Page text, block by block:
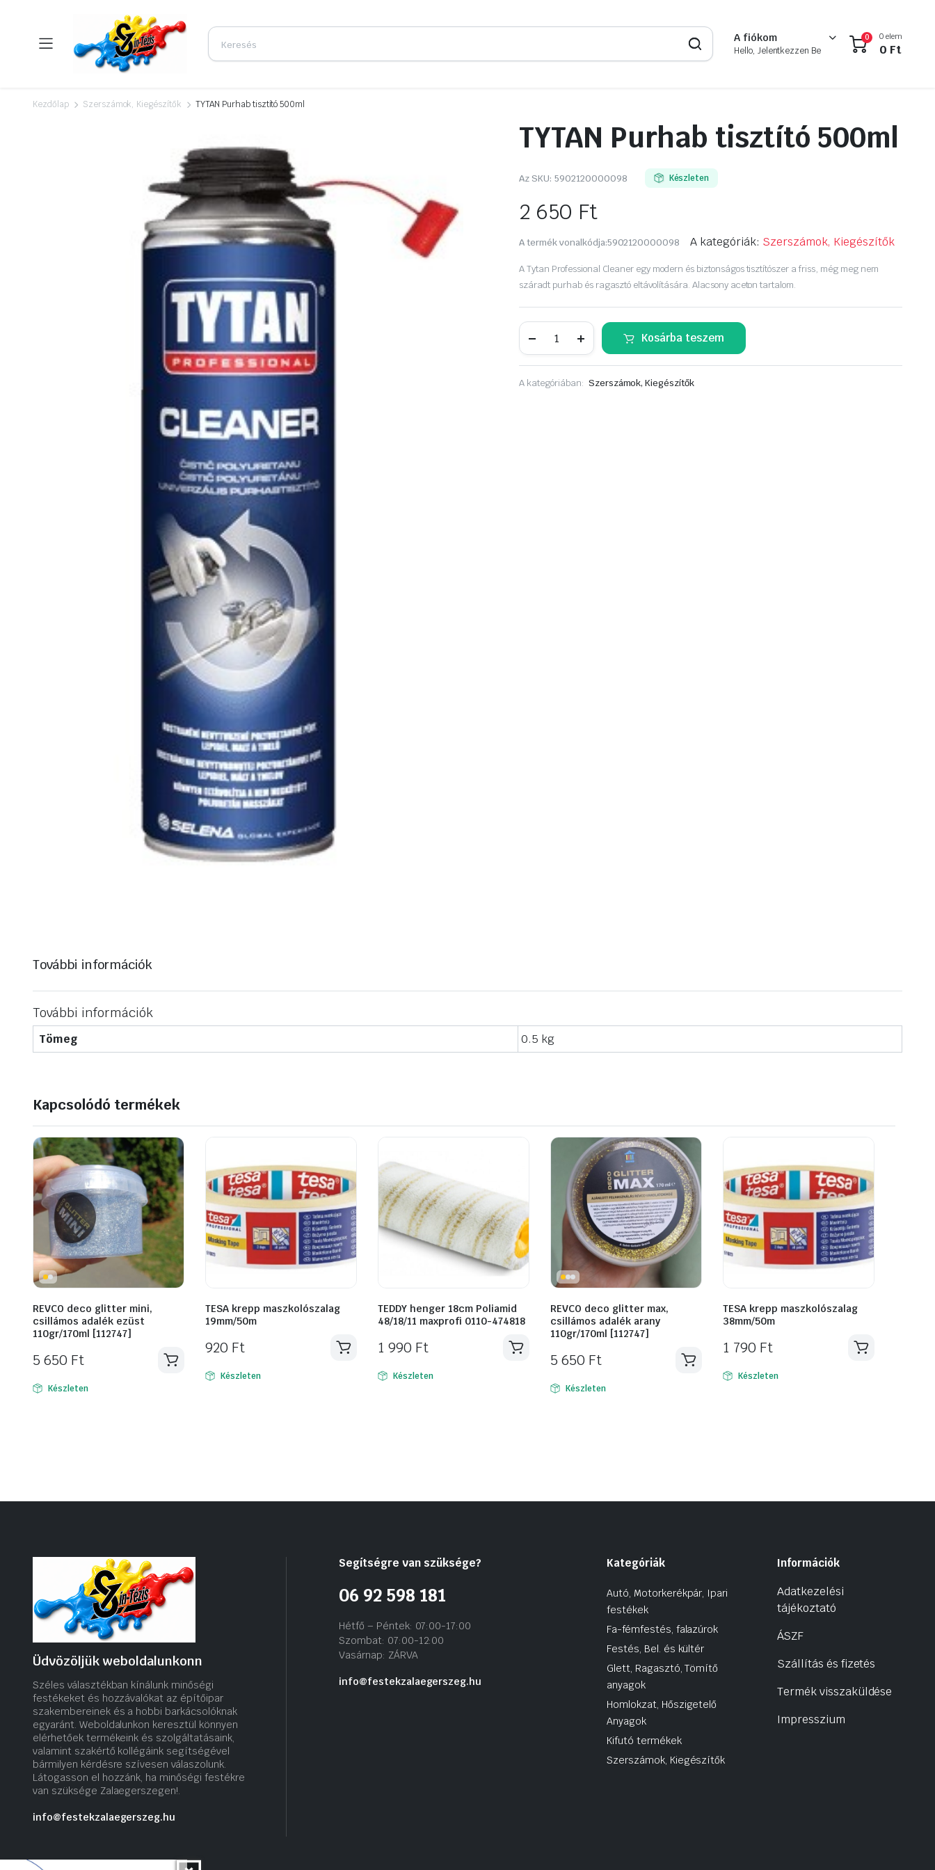
A fiókom
Hello, Jelentkezzen Be
0 0 elem
0 Ft
Kezdőlap Szerszámok, Kiegészítők TYTAN Purhab tisztító 500ml
TYTAN Purhab tisztító 500ml
Az SKU: 5902120000098 Készleten
2 650 Ft
A termék vonalkódja:5902120000098 A kategóriák: Szerszámok, Kiegészítők
A Tytan Professional Cleaner egy modern és biztonságos tisztítószer a friss, még meg nem
száradt purhab és ragasztó eltávolítására. Alacsony aceton tartalom.
Purhab
500ml
Kosárba teszem
A kategóriában: Szerszámok, Kiegészítők
További információk
További információk
Tömeg 0.5 kg
Kapcsolódó termékek
REVCO deco glitter mini,
csillámos adalék ezüst
110gr/170ml [112747]
5 650 Ft
Készleten
TESA krepp maszkolószalag
19mm/50m
920 Ft
Készleten
TEDDY henger 18cm Poliamid
48/18/11 maxprofi 0110-474818
1 990 Ft
Készleten
REVCO deco glitter max,
csillámos adalék arany
110gr/170ml [112747]
5 650 Ft
Készleten
TESA krepp maszkolószalag
38mm/50m
1 790 Ft
Készleten
Üdvözöljük weboldalunkonn
Széles választékban kínálunk minőségi
festékeket és hozzávalókat az építőipar
szakembereinek és a hobbi barkácsolóknak
egyaránt. Weboldalunkon keresztül könnyen
elérhetőek termékeink és szolgáltatásaink,
valamint szakértő kollégáink segítségével
bármilyen kérdésre szívesen válaszolunk.
Látogasson el hozzánk, ha minőségi festékre
van szüksége Zalaegerszegen!.
info@festekzalaegerszeg.hu
Segítségre van szüksége?
06 92 598 181
Hétfő – Péntek: 07:00-17:00
Szombat: 07:00-12:00
Vasárnap: ZÁRVA
info@festekzalaegerszeg.hu
Kategóriák
Autó, Motorkerékpár, Ipari
festékek
Fa-fémfestés, falazúrok
Festés, Bel. és kültér
Glett, Ragasztó, Tömítő
anyagok
Homlokzat, Hőszigetelő
Anyagok
Kifutó termékek
Szerszámok, Kiegészítők
Információk
Adatkezelési
tájékoztató
ÁSZF
Szállítás és fizetés
Termék visszaküldése
Impresszium